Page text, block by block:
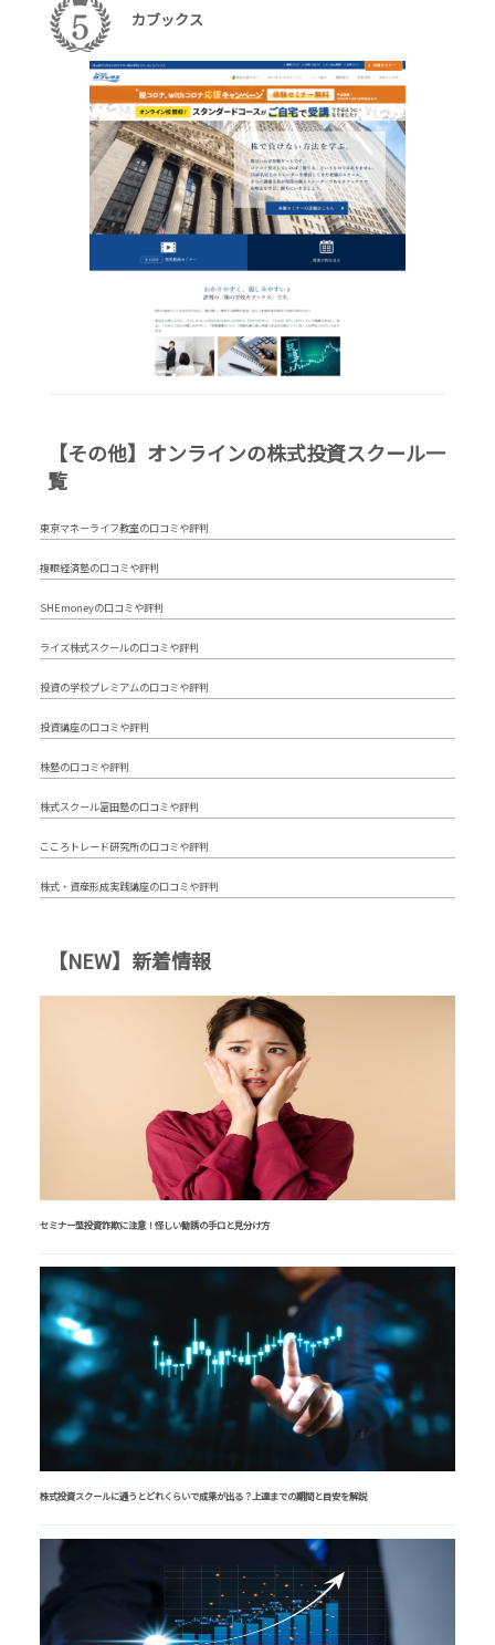
カブックス
【その他】オンラインの株式投資スクール一
覧
東京マネーライフ教室の口コミや評判
複眼経済塾の口コミや評判
SHEmoneyの口コミや評判
ライズ株式スクールの口コミや評判
投資の学校プレミアムの口コミや評判
投資講座の口コミや評判
株塾の口コミや評判
株式スクール冨田塾の口コミや評判
こころトレード研究所の口コミや評判
株式・資産形成実践講座の口コミや評判
【NEW】新着情報
セミナー型投資詐欺に注意！怪しい勧誘の手口と見分け方
株式投資スクールに通うとどれくらいで成果が出る？上達までの期間と目安を解説